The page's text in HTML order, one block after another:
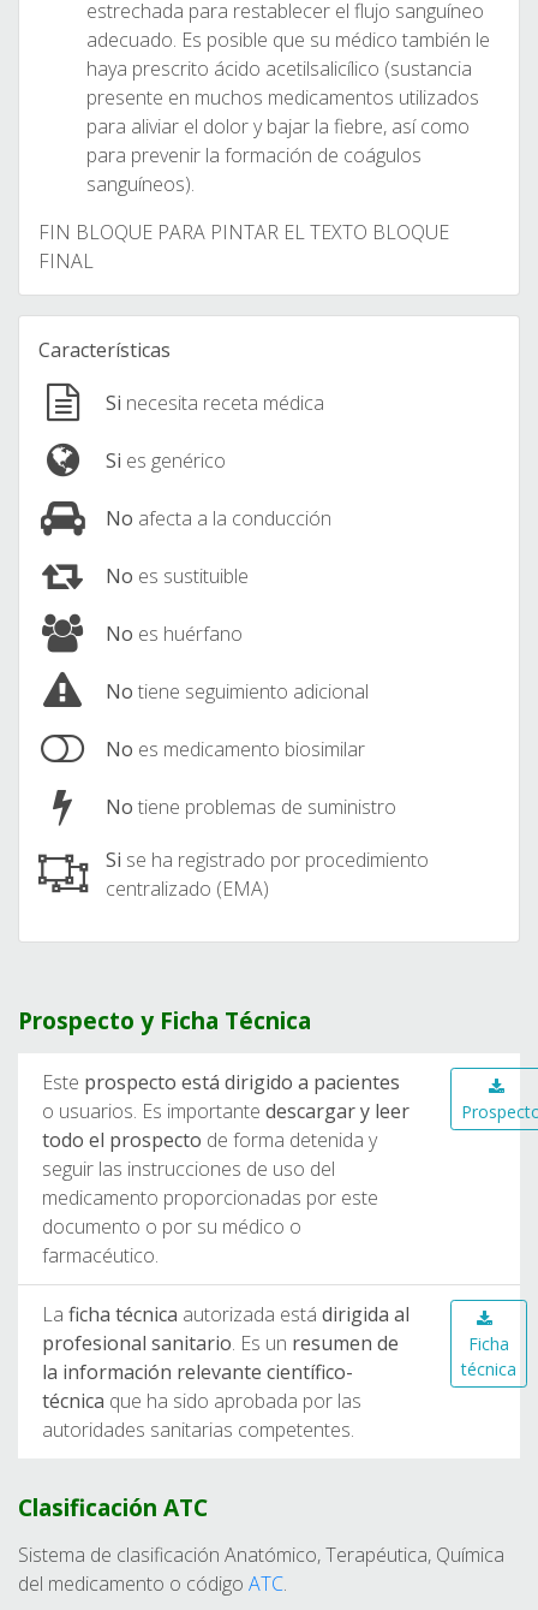
estrechada para restablecer el flujo sanguíneo
adecuado. Es posible que su médico también le
haya prescrito ácido acetilsalicílico (sustancia
presente en muchos medicamentos utilizados
para aliviar el dolor y bajar la fiebre, así como
para prevenir la formación de coágulos
sanguíneos).
FIN BLOQUE PARA PINTAR EL TEXTO BLOQUE
FINAL
Características
Si necesita receta médica
Si es genérico
No afecta a la conducción
No es sustituible
No es huérfano
No tiene seguimiento adicional
No es medicamento biosimilar
No tiene problemas de suministro
Si se ha registrado por procedimiento
centralizado (EMA)
Prospecto y Ficha Técnica
Este prospecto está dirigido a pacientes
o usuarios. Es importante descargar y leer
todo el prospecto de forma detenida y
seguir las instrucciones de uso del
medicamento proporcionadas por este
documento o por su médico o
farmacéutico.
La ficha técnica autorizada está dirigida al
profesional sanitario. Es un resumen de
la información relevante científico-
técnica que ha sido aprobada por las
autoridades sanitarias competentes.
Ficha
técnica
Clasificación ATC
Sistema de clasificación Anatómico, Terapéutica, Química
del medicamento o código ATC.